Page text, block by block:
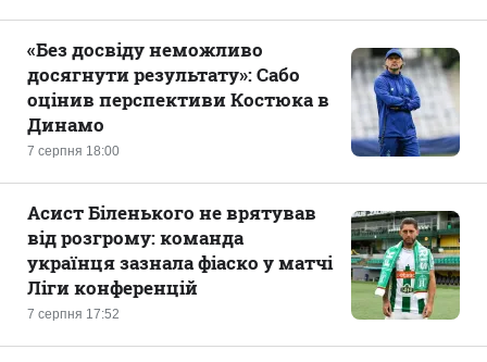
7 серпня 18:00
«Без досвіду неможливо
досягнути результату»: Сабо
оцінив перспективи Костюка в
Динамо
7 серпня 17:52
Асист Біленького не врятував
від розгрому: команда
українця зазнала фіаско у матчі
Ліги конференцій